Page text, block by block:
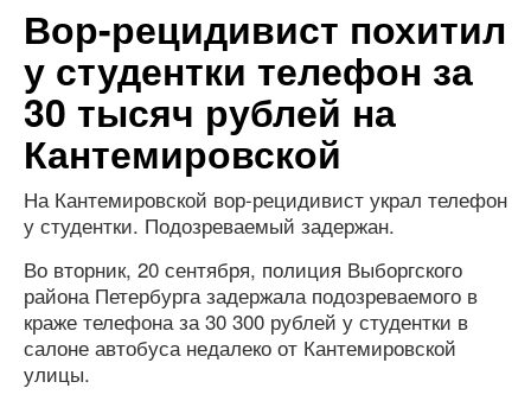
Вор-рецидивист похитил
у студентки телефон за
30 тысяч рублей на
Кантемировской
На Кантемировской вор-рецидивист украл телефон
у студентки. Подозреваемый задержан.
Во вторник, 20 сентября, полиция Выборгского
района Петербурга задержала подозреваемого в
краже телефона за 30 300 рублей у студентки в
салоне автобуса недалеко от Кантемировской
улицы.